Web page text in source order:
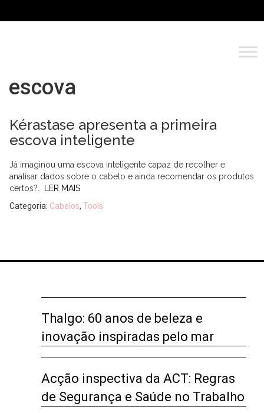
escova
Kérastase apresenta a primeira
escova inteligente
Já imaginou uma escova inteligente capaz de recolher e
analisar dados sobre o cabelo e ainda recomendar os produtos
certos?…
LER MAIS
Categoria: Cabelos, Tools
Thalgo: 60 anos de beleza e
inovação inspiradas pelo mar
Acção inspectiva da ACT: Regras
de Segurança e Saúde no Trabalho